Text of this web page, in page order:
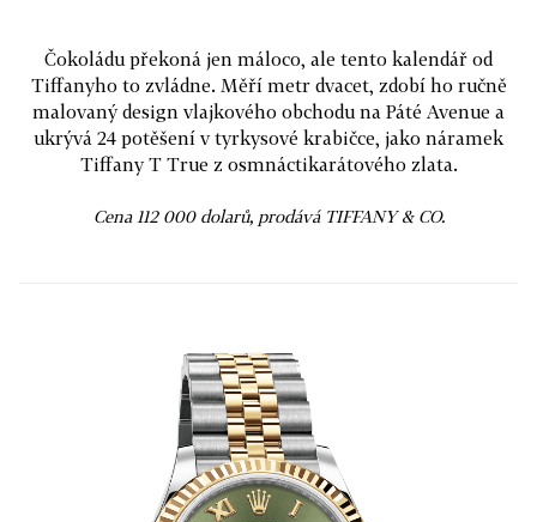
Čokoládu překoná jen máloco, ale tento kalendář od
Tiffanyho to zvládne. Měří metr dvacet, zdobí ho ručně
malovaný design vlajkového obchodu na Páté Avenue a
ukrývá 24 potěšení v tyrkysové krabičce, jako náramek
Tiffany T True z osmnáctikarátového zlata.
Cena 112 000 dolarů, prodává TIFFANY & CO.